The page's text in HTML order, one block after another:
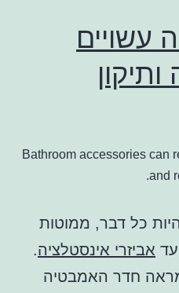
עשויים
Bathroom accessories can
and
כל דבר, ממוטות
אביזרי אינסטלציה.
חדר האמבטיה